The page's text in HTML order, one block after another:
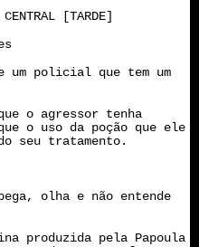
[TARDE]
um policial que tem um
o agressor tenha
o uso da poção que ele
seu tratamento.
olha e não entende
produzida pela Papoula